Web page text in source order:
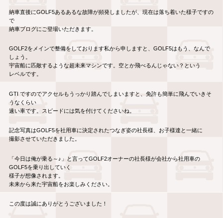
納車直後にGOLF5あるあるな故障が頻発しましたが、現在は落ち着いた様子ですの
で
納車ブログにご登場いただきます。
GOLF2をメインで整備をしております私から申しますと、GOLF5はもう、なんで
しょう。
宇宙船に匹敵するような超未来マシンです。空とか飛べるんじゃない？という
レベルです。
GTI ですのでアクセルもうっかり踏んでしまいますと、免許も簡単に飛んでいきそ
うなくらい
速い車です。スピードには気を付けてくださいね。
記念写真はGOLF5を社用車に決定されたつなぎ姿の社長様、お子様達と一緒に
撮影させていただきました。
「今日は俺が乗る～♪」と言ってGOLF2オーナーの社長様が会社から社用車の
GOLF5を乗り出していく
様子が想像されます。
未来から来た宇宙船をお楽しみください。
この度は誠にありがとうございました！